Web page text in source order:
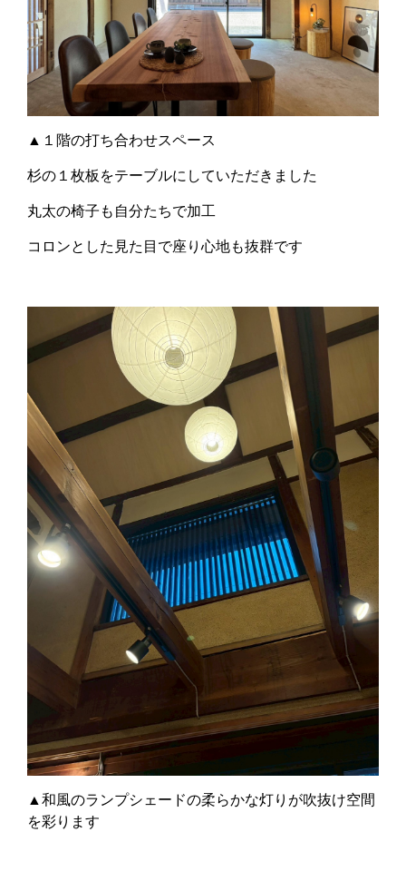
▲１階の打ち合わせスペース
杉の１枚板をテーブルにしていただきました
丸太の椅子も自分たちで加工
コロンとした見た目で座り心地も抜群です
▲和風のランプシェードの柔らかな灯りが吹抜け空間
を彩ります